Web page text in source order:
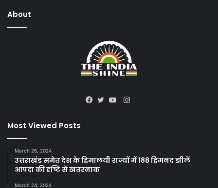
About
Instagram
Most Viewed Posts
March 26, 2024
उत्तराखंड समेत देश के हिमालयी राज्यों में 188 हिमनद झीलें
आपदा की दृष्टि से खतरनाक
March 24, 2024